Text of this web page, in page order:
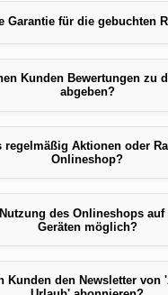
Garantie für die gebuchten
Kunden Bewertungen zu
abgeben?
regelmäßig Aktionen oder
Onlineshop?
des Onlineshops
Geräten möglich?
Kunden den Newsletter von